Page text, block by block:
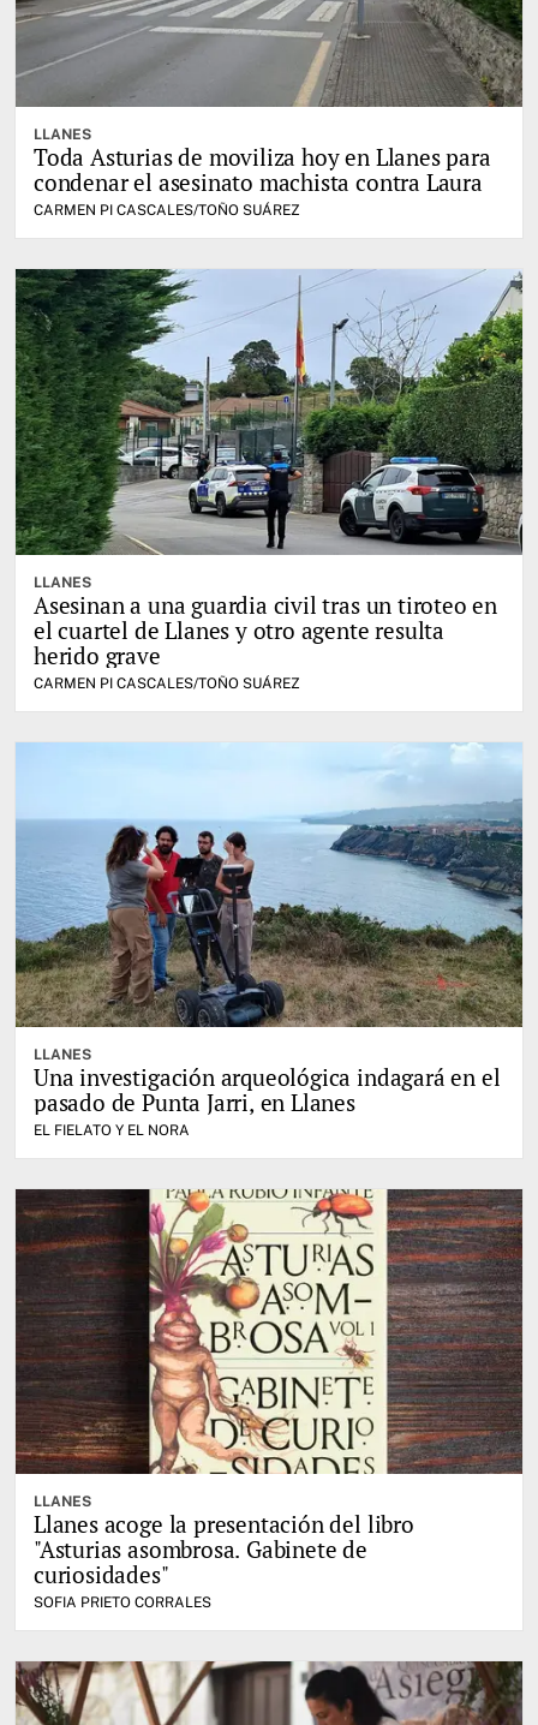
LLANES
Toda Asturias de moviliza hoy en Llanes para
condenar el asesinato machista contra Laura
CARMEN PI CASCALES/TOÑO SUÁREZ
LLANES
Asesinan a una guardia civil tras un tiroteo en
el cuartel de Llanes y otro agente resulta
herido grave
CARMEN PI CASCALES/TOÑO SUÁREZ
LLANES
Una investigación arqueológica indagará en el
pasado de Punta Jarri, en Llanes
EL FIELATO Y EL NORA
LLANES
Llanes acoge la presentación del libro
"Asturias asombrosa. Gabinete de
curiosidades"
SOFIA PRIETO CORRALES